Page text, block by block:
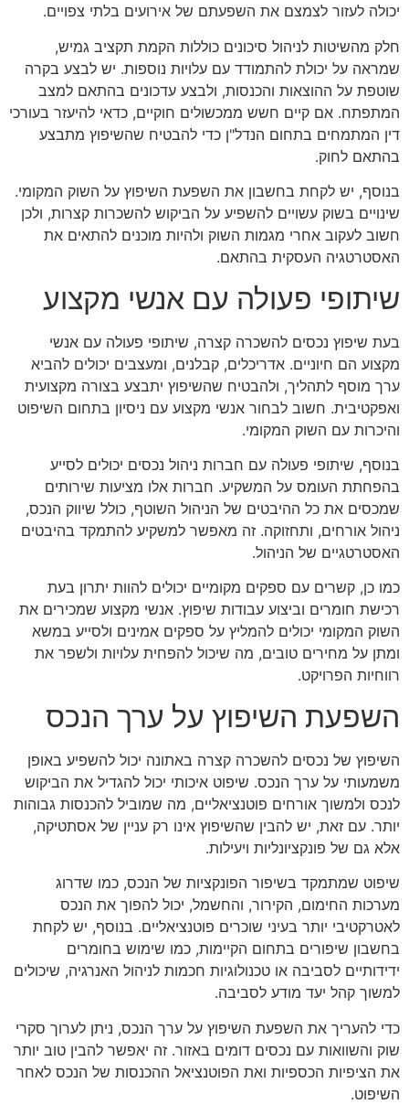
יכולה לעזור לצמצם את השפעתם של אירועים בלתי צפויים.
חלק מהשיטות לניהול סיכונים כוללות הקמת תקציב גמיש,
שמראה על יכולת להתמודד עם עלויות נוספות. יש לבצע בקרה
שוטפת על ההוצאות והכנסות, ולבצע עדכונים בהתאם למצב
המתפתח. אם קיים חשש ממכשולים חוקיים, כדאי להיעזר בעורכי
דין המתמחים בתחום הנדל"ן כדי להבטיח שהשיפוץ מתבצע
בהתאם לחוק.
בנוסף, יש לקחת בחשבון את השפעת השיפוץ על השוק המקומי.
שינויים בשוק עשויים להשפיע על הביקוש להשכרות קצרות, ולכן
חשוב לעקוב אחרי מגמות השוק ולהיות מוכנים להתאים את
האסטרטגיה העסקית בהתאם.
שיתופי פעולה עם אנשי מקצוע
בעת שיפוץ נכסים להשכרה קצרה, שיתופי פעולה עם אנשי
מקצוע הם חיוניים. אדריכלים, קבלנים, ומעצבים יכולים להביא
ערך מוסף לתהליך, ולהבטיח שהשיפוץ יתבצע בצורה מקצועית
ואפקטיבית. חשוב לבחור אנשי מקצוע עם ניסיון בתחום השיפוט
והיכרות עם השוק המקומי.
בנוסף, שיתופי פעולה עם חברות ניהול נכסים יכולים לסייע
בהפחתת העומס על המשקיע. חברות אלו מציעות שירותים
שמכסים את כל ההיבטים של הניהול השוטף, כולל שיווק הנכס,
ניהול אורחים, ותחזוקה. זה מאפשר למשקיע להתמקד בהיבטים
האסטרטגיים של הניהול.
כמו כן, קשרים עם ספקים מקומיים יכולים להוות יתרון בעת
רכישת חומרים וביצוע עבודות שיפוץ. אנשי מקצוע שמכירים את
השוק המקומי יכולים להמליץ על ספקים אמינים ולסייע במשא
ומתן על מחירים טובים, מה שיכול להפחית עלויות ולשפר את
רווחיות הפרויקט.
השפעת השיפוץ על ערך הנכס
השיפוץ של נכסים להשכרה קצרה באתונה יכול להשפיע באופן
משמעותי על ערך הנכס. שיפוט איכותי יכול להגדיל את הביקוש
לנכס ולמשוך אורחים פוטנציאליים, מה שמוביל להכנסות גבוהות
יותר. עם זאת, יש להבין שהשיפוץ אינו רק עניין של אסתטיקה,
אלא גם של פונקציונליות ויעילות.
שיפוט שמתמקד בשיפור הפונקציות של הנכס, כמו שדרוג
מערכות החימום, הקירור, והחשמל, יכול להפוך את הנכס
לאטרקטיבי יותר בעיני שוכרים פוטנציאליים. בנוסף, יש לקחת
בחשבון שיפורים בתחום הקיימות, כמו שימוש בחומרים
ידידותיים לסביבה או טכנולוגיות חכמות לניהול האנרגיה, שיכולים
למשוך קהל יעד מודע לסביבה.
כדי להעריך את השפעת השיפוץ על ערך הנכס, ניתן לערוך סקרי
שוק והשוואות עם נכסים דומים באזור. זה יאפשר להבין טוב יותר
את הציפיות הכספיות ואת הפוטנציאל ההכנסות של הנכס לאחר
השיפוט.